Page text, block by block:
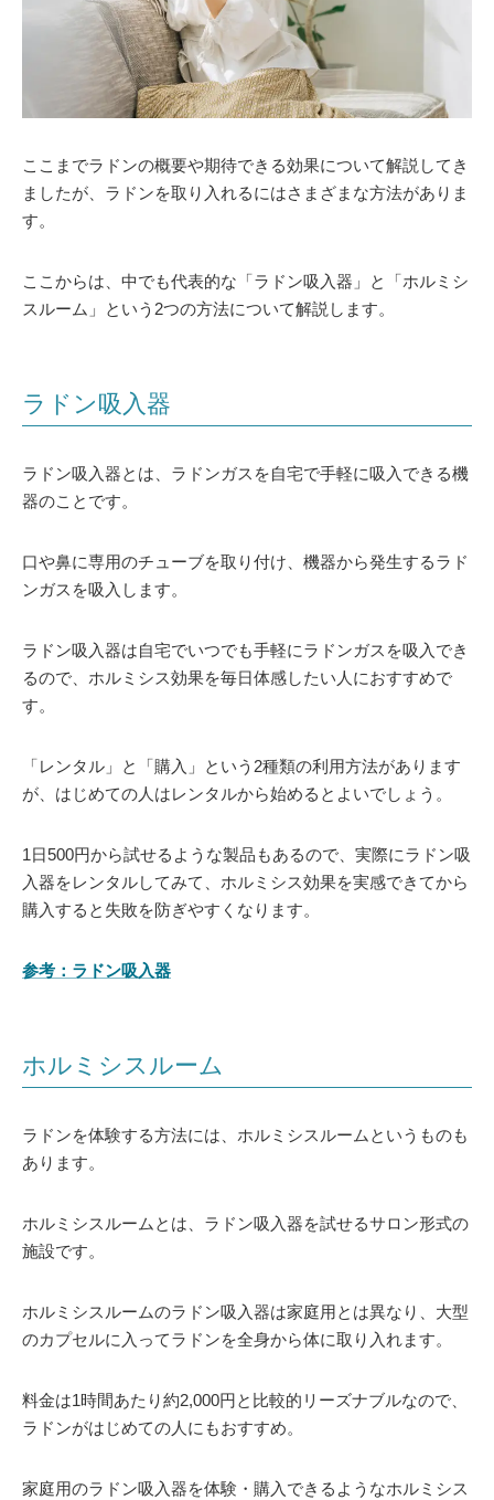
ここまでラドンの概要や期待できる効果について解説してき
ましたが、ラドンを取り入れるにはさまざまな方法がありま
す。
ここからは、中でも代表的な「ラドン吸入器」と「ホルミシ
スルーム」という2つの方法について解説します。
ラドン吸入器
ラドン吸入器とは、ラドンガスを自宅で手軽に吸入できる機
器のことです。
口や鼻に専用のチューブを取り付け、機器から発生するラド
ンガスを吸入します。
ラドン吸入器は自宅でいつでも手軽にラドンガスを吸入でき
るので、ホルミシス効果を毎日体感したい人におすすめで
す。
「レンタル」と「購入」という2種類の利用方法があります
が、はじめての人はレンタルから始めるとよいでしょう。
1日500円から試せるような製品もあるので、実際にラドン吸
入器をレンタルしてみて、ホルミシス効果を実感できてから
購入すると失敗を防ぎやすくなります。
参考：ラドン吸入器
ホルミシスルーム
ラドンを体験する方法には、ホルミシスルームというものも
あります。
ホルミシスルームとは、ラドン吸入器を試せるサロン形式の
施設です。
ホルミシスルームのラドン吸入器は家庭用とは異なり、大型
のカプセルに入ってラドンを全身から体に取り入れます。
料金は1時間あたり約2,000円と比較的リーズナブルなので、
ラドンがはじめての人にもおすすめ。
家庭用のラドン吸入器を体験・購入できるようなホルミシス